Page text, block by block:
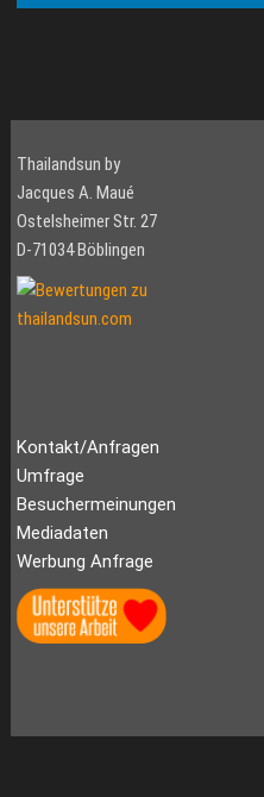
Thailandsun by
Jacques A. Maué
Ostelsheimer Str. 27
D-71034 Böblingen
Kontakt/Anfragen
Umfrage
Besuchermeinungen
Mediadaten
Werbung Anfrage